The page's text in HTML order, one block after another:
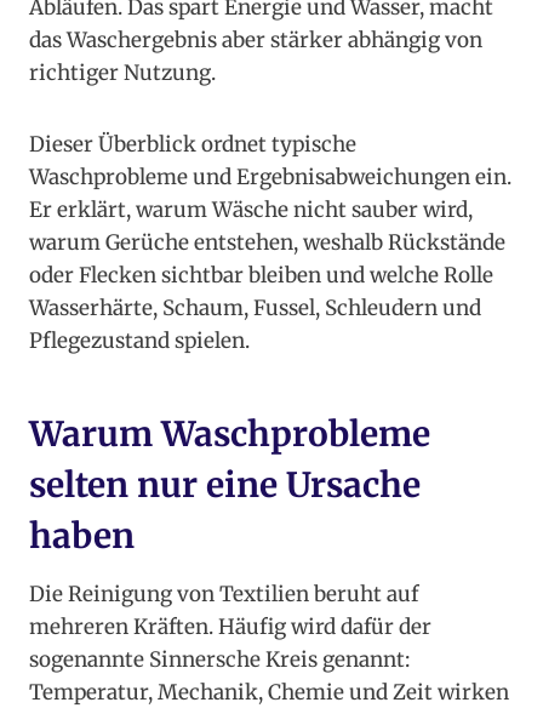
Abläufen. Das spart Energie und Wasser, macht
das Waschergebnis aber stärker abhängig von
richtiger Nutzung.
Dieser Überblick ordnet typische
Waschprobleme und Ergebnisabweichungen ein.
Er erklärt, warum Wäsche nicht sauber wird,
warum Gerüche entstehen, weshalb Rückstände
oder Flecken sichtbar bleiben und welche Rolle
Wasserhärte, Schaum, Fussel, Schleudern und
Pflegezustand spielen.
Warum Waschprobleme
selten nur eine Ursache
haben
Die Reinigung von Textilien beruht auf
mehreren Kräften. Häufig wird dafür der
sogenannte Sinnersche Kreis genannt:
Temperatur, Mechanik, Chemie und Zeit wirken